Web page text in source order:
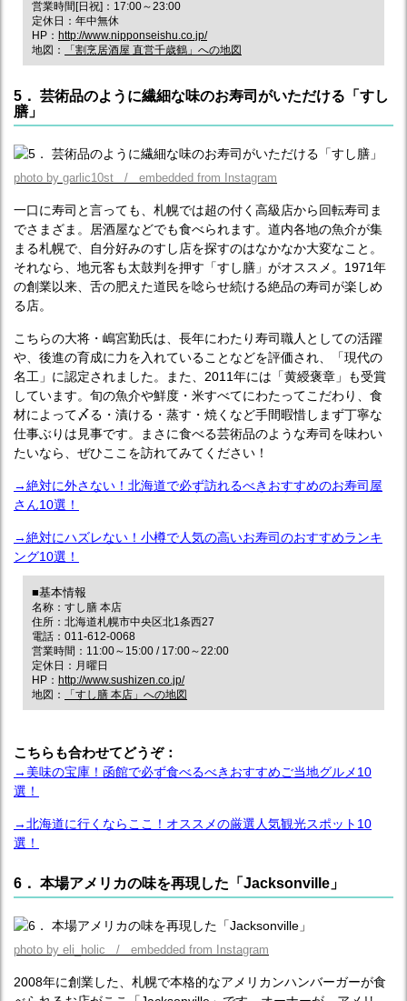
営業時間[日祝]：17:00～23:00
定休日：年中無休
HP： http://www.nipponseishu.co.jp/
地図：
「割烹居酒屋 直営千歳鶴」への地図
5． 芸術品のように繊細な味のお寿司がいただける「すし
膳」
photo by garlic10st / embedded from Instagram
一口に寿司と言っても、札幌では超の付く高級店から回転寿司ま
でさまざま。居酒屋などでも食べられます。道内各地の魚介が集
まる札幌で、自分好みのすし店を探すのはなかなか大変なこと。
それなら、地元客も太鼓判を押す「すし膳」がオススメ。1971年
の創業以来、舌の肥えた道民を唸らせ続ける絶品の寿司が楽しめ
る店。
こちらの大将・嶋宮勤氏は、長年にわたり寿司職人としての活躍
や、後進の育成に力を入れていることなどを評価され、「現代の
名工」に認定されました。また、2011年には「黄綬褒章」も受賞
しています。旬の魚介や鮮度・米すべてにわたってこだわり、食
材によって〆る・漬ける・蒸す・焼くなど手間暇惜しまず丁寧な
仕事ぶりは見事です。まさに食べる芸術品のような寿司を味わい
たいなら、ぜひここを訪れてみてください！
→絶対に外さない！北海道で必ず訪れるべきおすすめのお寿司屋
さん10選！
→絶対にハズレない！小樽で人気の高いお寿司のおすすめランキ
ング10選！
■基本情報
名称：すし膳 本店
住所：北海道札幌市中央区北1条西27
電話：011-612-0068
営業時間：11:00～15:00 / 17:00～22:00
定休日：月曜日
HP： http://www.sushizen.co.jp/
地図：
「すし膳 本店」への地図
こちらも合わせてどうぞ：
→美味の宝庫！函館で必ず食べるべきおすすめご当地グルメ10
選！
→北海道に行くならここ！オススメの厳選人気観光スポット10
選！
6． 本場アメリカの味を再現した「Jacksonville」
photo by eli_holic / embedded from Instagram
2008年に創業した、札幌で本格的なアメリカンハンバーガーが食